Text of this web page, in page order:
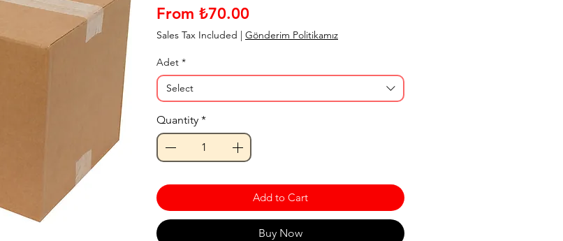
From ₺70.00Sale Price
Sales Tax Included | Gönderim Politikamız
Adet *
Select
Quantity *
Add to Cart
Buy Now